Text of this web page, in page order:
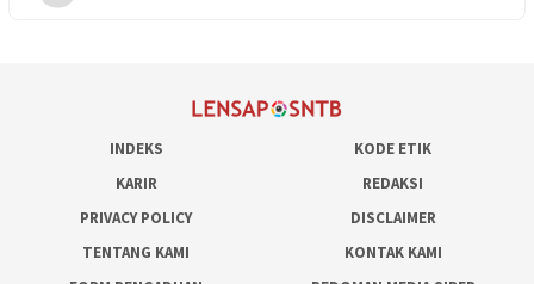
INDEKS
KODE ETIK
KARIR
REDAKSI
PRIVACY POLICY
DISCLAIMER
TENTANG KAMI
KONTAK KAMI